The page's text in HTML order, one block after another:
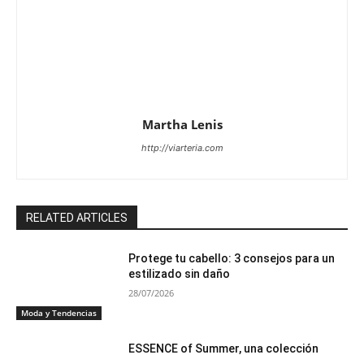
Martha Lenis
http://viarteria.com
RELATED ARTICLES
Moda y Tendencias
Protege tu cabello: 3 consejos para un
estilizado sin daño
28/07/2026
ESSENCE of Summer, una colección